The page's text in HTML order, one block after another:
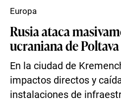
Rusia ataca
ucraniana de Poltava
En la ciudad de
impactos directos y
instalaciones de
Europa